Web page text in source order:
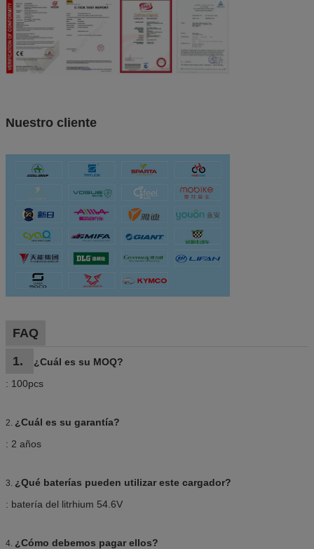
Nuestro cliente
FAQ
1.
¿Cuál es su MOQ?
: 100pcs
2. ¿Cuál es su garantía?
: 2 años
3. ¿Qué baterías pueden utilizar este cargador?
: batería del litrhium 54.6V
4. ¿Cómo debemos pagar ellos?